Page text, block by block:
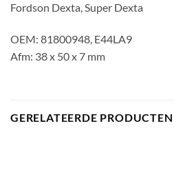
Fordson Dexta, Super Dexta
OEM: 81800948, E44LA9
Afm: 38 x 50 x 7 mm
GERELATEERDE PRODUCTEN